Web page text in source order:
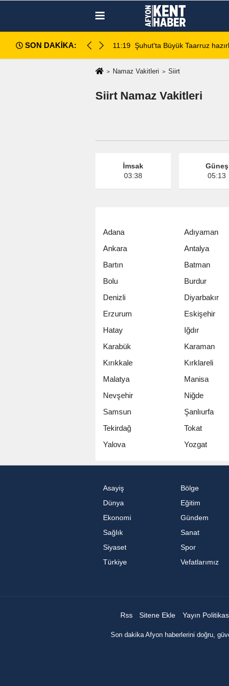
SON DAKİKA:
sahada inceledi 11:19 Şuhut'ta Büyük Taarruz
Namaz Vakitleri Siirt
Siirt Namaz Vakitleri
İmsak
03:38
Güneş
05:13
Adana Adıyaman
Ankara
Antalya
Bartın
Batman
Bolu
Burdur
Denizli
Diyarbakır
Erzurum
Eskişehir
Hatay
Iğdır
Karabük
Karaman
Kırıkkale
Kırklareli
Malatya
Manisa
Nevşehir
Niğde
Samsun
Şanlıurfa
Tekirdağ
Tokat
Yalova
Yozgat
Asayiş
Bölge
Dünya
Eğitim
Ekonomi
Gündem
Sağlık
Sanat
Siyaset
Spor
Türkiye
Vefatlarımız
Rss Sitene Ekle Yayın
Son dakika Afyon haberlerini doğru,